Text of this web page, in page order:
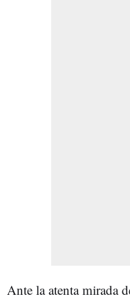
Ante la atenta mirada